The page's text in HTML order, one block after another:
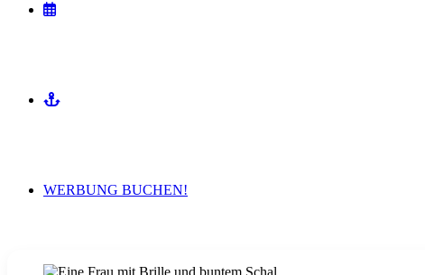
VERANSTALTUNGEN
MITMACHEN
WERBUNG BUCHEN!